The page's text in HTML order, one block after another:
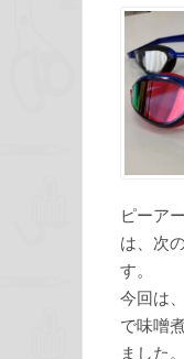
ピーア
は、次
す。
今回は
で味噌
ました